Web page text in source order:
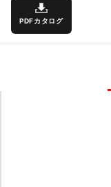
PDFカタログ